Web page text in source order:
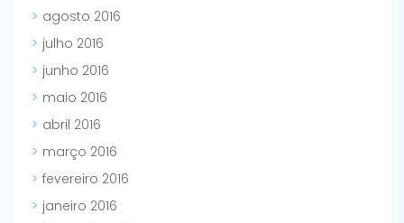
agosto 2016
julho 2016
junho 2016
maio 2016
abril 2016
março 2016
fevereiro 2016
janeiro 2016